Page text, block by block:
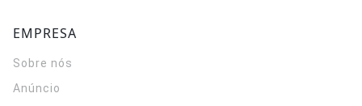
EMPRESA
Sobre nós
Anúncio